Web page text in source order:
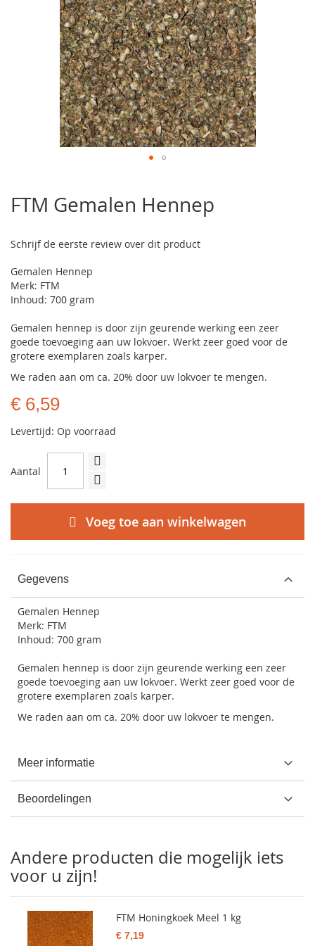
het
begin
de
gallerij
FTM Gemalen Hennep
Schrijf de eerste review over dit product
Gemalen Hennep
Merk: FTM
Inhoud: 700 gram
Gemalen hennep is door zijn geurende werking een zeer
goede toevoeging aan uw lokvoer. Werkt zeer goed voor de
grotere exemplaren zoals karper.
We raden aan om ca. 20% door uw lokvoer te mengen.
€ 6,59
Levertijd: Op voorraad
Aantal
Voeg toe aan winkelwagen
Gegevens
Gemalen Hennep
Merk: FTM
Inhoud: 700 gram
Gemalen hennep is door zijn geurende werking een zeer
goede toevoeging aan uw lokvoer. Werkt zeer goed voor de
grotere exemplaren zoals karper.
We raden aan om ca. 20% door uw lokvoer te mengen.
Meer informatie
Beoordelingen
Andere producten die mogelijk iets
voor u zijn!
FTM Honingkoek Meel 1 kg
€ 7,19